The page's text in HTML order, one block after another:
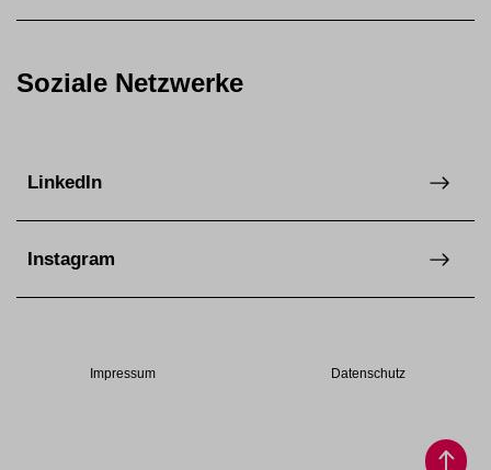
Soziale Netzwerke
LinkedIn
Instagram
Impressum Datenschutz